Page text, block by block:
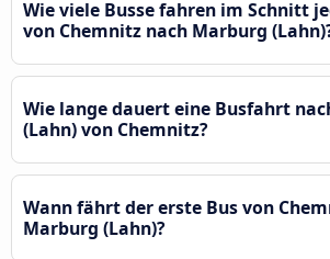
Wie viele Busse fahren im Schnitt
von Chemnitz nach Marburg
Wie lange dauert eine Busfahrt
(Lahn) von Chemnitz?
Wann fährt der erste Bus von
Marburg (Lahn)?